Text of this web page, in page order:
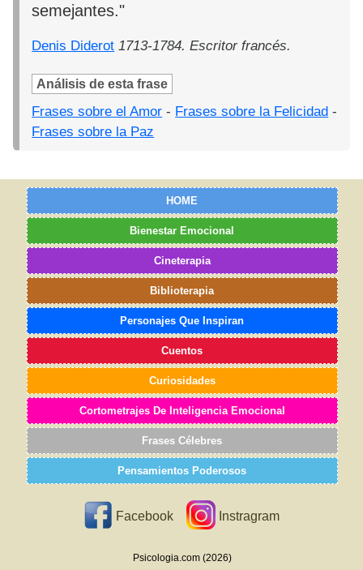
semejantes."
Denis Diderot 1713-1784. Escritor francés.
Análisis de esta frase
Frases sobre el Amor - Frases sobre la Felicidad -
Frases sobre la Paz
HOME
Bienestar Emocional
Cineterapia
Biblioterapia
Personajes Que Inspiran
Cuentos
Curiosidades
Cortometrajes De Inteligencia Emocional
Frases Célebres
Pensamientos Poderosos
Facebook Instragram
Psicologia.com (2026)